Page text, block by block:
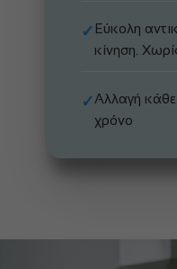
✓ Εύκολη
κίνηση.
✓Αλλαγή
χρόνο